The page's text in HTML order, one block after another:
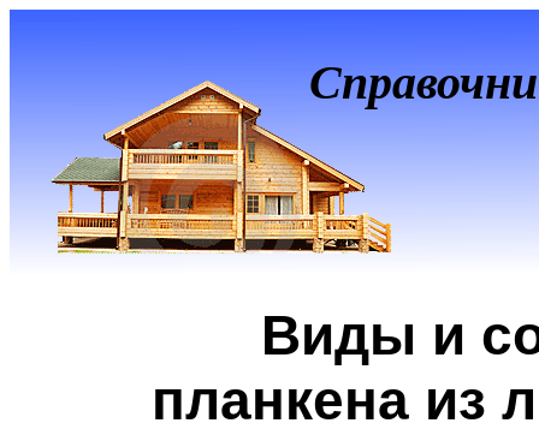
Виды и
планкена из